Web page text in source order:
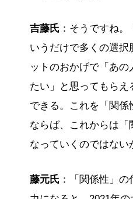
吉藤氏 ：そうですね
いうだけで多くの選
ットのおかげで「あの
たい」と思ってもら
できる。これを「関係
ならば、これからは
なっていくのではない
藤元氏 ：「関係性」